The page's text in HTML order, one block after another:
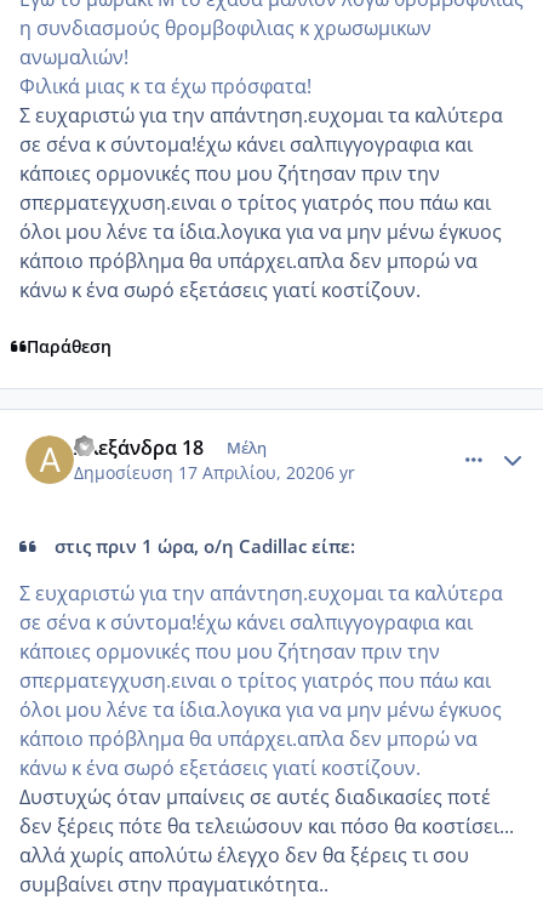
η συνδιασμούς θρομβοφιλιας κ χρωσωμικων
ανωμαλιών!
Φιλικά μιας κ τα έχω πρόσφατα!
Σ ευχαριστώ για την απάντηση.ευχομαι τα καλύτερα
σε σένα κ σύντομα!έχω κάνει σαλπιγγογραφια και
κάποιες ορμονικές που μου ζήτησαν πριν την
σπερματεγχυση.ειναι ο τρίτος γιατρός που πάω και
όλοι μου λένε τα ίδια.λογικα για να μην μένω έγκυος
κάποιο πρόβλημα θα υπάρχει.απλα δεν μπορώ να
κάνω κ ένα σωρό εξετάσεις γιατί κοστίζουν.
Παράθεση
Αλεξάνδρα 18 Μέλη
Δημοσίευση 17 Απριλίου, 20206 yr
στις πριν 1 ώρα, ο/η Cadillac είπε:
Σ ευχαριστώ για την απάντηση.ευχομαι τα καλύτερα
σε σένα κ σύντομα!έχω κάνει σαλπιγγογραφια και
κάποιες ορμονικές που μου ζήτησαν πριν την
σπερματεγχυση.ειναι ο τρίτος γιατρός που πάω και
όλοι μου λένε τα ίδια.λογικα για να μην μένω έγκυος
κάποιο πρόβλημα θα υπάρχει.απλα δεν μπορώ να
κάνω κ ένα σωρό εξετάσεις γιατί κοστίζουν.
Δυστυχώς όταν μπαίνεις σε αυτές διαδικασίες ποτέ
δεν ξέρεις πότε θα τελειώσουν και πόσο θα κοστίσει...
αλλά χωρίς απολύτω έλεγχο δεν θα ξέρεις τι σου
συμβαίνει στην πραγματικότητα..